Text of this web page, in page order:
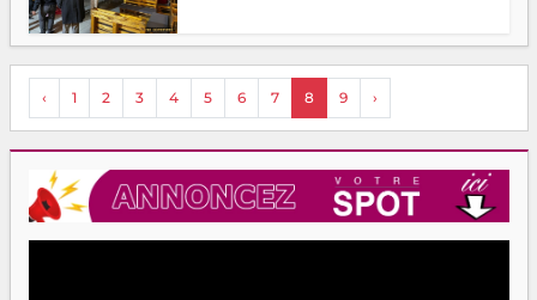
‹ 1 2 3 4 5 6 7 8 9 ›